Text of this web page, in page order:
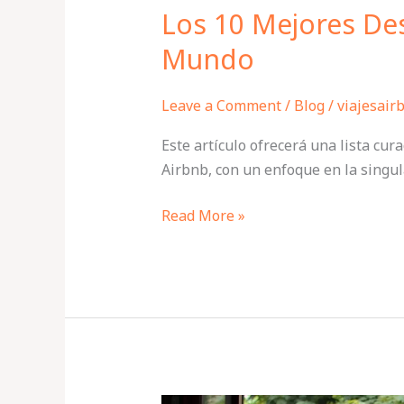
Los 10 Mejores
Mundo
Leave a Comment/ Blog/
Este artículo ofrecerá una lista
Airbnb, con un enfoque en la
Read More »